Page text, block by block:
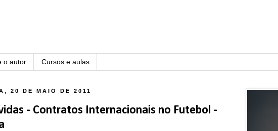
o autor Cursos e aulas
20 DE MAIO DE 2011
- Contratos Internacionais no Futebol -